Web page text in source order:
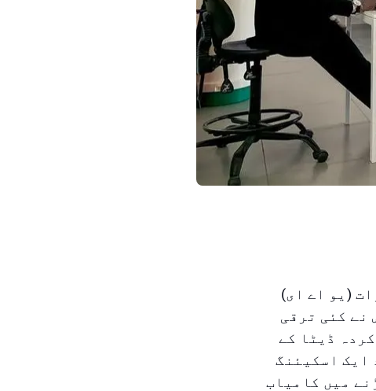
(یو اے ای)
نے کئی ترقی
ڈیٹا کے
ایک اسکیئنگ
میں کامیاب